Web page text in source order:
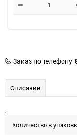
Заказ по телефону
Описание
..
Количество в